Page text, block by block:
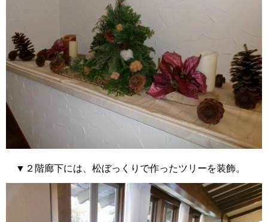
▼２階廊下には、松ぼっくりで作ったツリーを装飾。